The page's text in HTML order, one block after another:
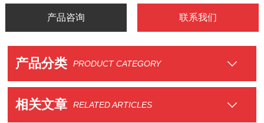
产品咨询 联系我们
产品分类 PRODUCT CATEGORY
相关文章 RELATED ARTICLES